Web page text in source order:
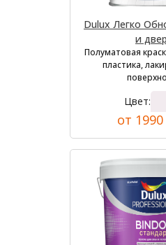
Dulux Легко
и
Полуматовая
пластика,
Цвет:
от